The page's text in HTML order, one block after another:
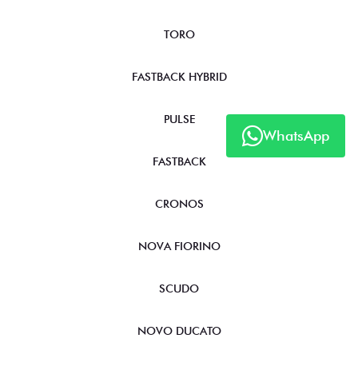
WhatsApp
TORO
FASTBACK HYBRID
PULSE
FASTBACK
CRONOS
NOVA FIORINO
SCUDO
NOVO DUCATO